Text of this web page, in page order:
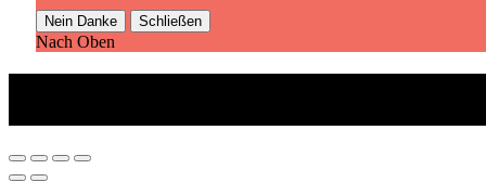
Nein Danke Schließen
Nach Oben